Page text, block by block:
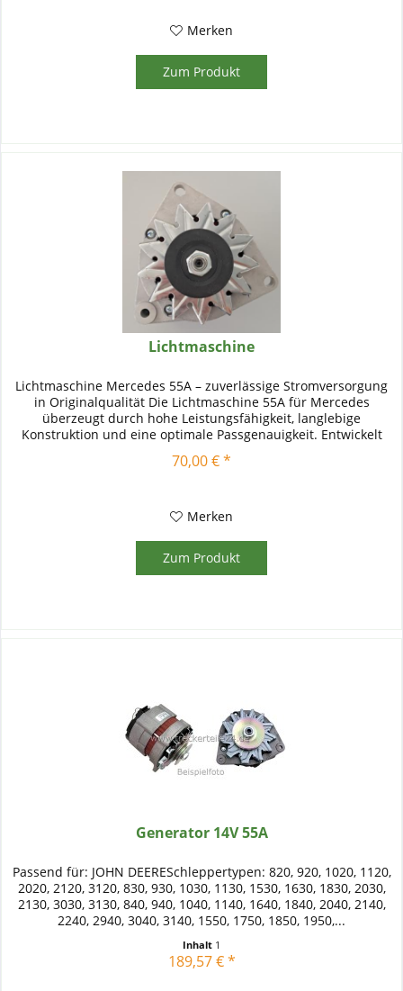
Merken
Zum Produkt
Lichtmaschine
Lichtmaschine Mercedes 55A – zuverlässige Stromversorgung
in Originalqualität Die Lichtmaschine 55A für Mercedes
überzeugt durch hohe Leistungsfähigkeit, langlebige
Konstruktion und eine optimale Passgenauigkeit. Entwickelt
70,00 € *
Merken
Zum Produkt
Generator 14V 55A
Passend für: JOHN DEERESchleppertypen: 820, 920, 1020, 1120,
2020, 2120, 3120, 830, 930, 1030, 1130, 1530, 1630, 1830, 2030,
2130, 3030, 3130, 840, 940, 1040, 1140, 1640, 1840, 2040, 2140,
2240, 2940, 3040, 3140, 1550, 1750, 1850, 1950,...
Inhalt 1
189,57 € *